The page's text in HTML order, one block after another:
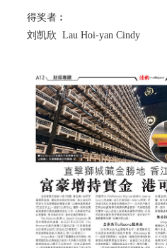
得奖者︰
刘凯欣 Lau Hoi-yan Cindy